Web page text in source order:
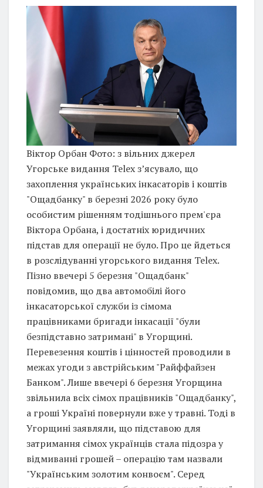
Віктор Орбан Фото: з вільних джерел
Угорське видання Telex з’ясувало, що
захоплення українських інкасаторів і коштів
"Ощадбанку" в березні 2026 року було
особистим рішенням тодішнього прем'єра
Віктора Орбана, і достатніх юридичних
підстав для операції не було. Про це йдеться
в розслідуванні угорського видання Telex.
Пізно ввечері 5 березня "Ощадбанк"
повідомив, що два автомобілі його
інкасаторської служби із сімома
працівниками бригади інкасації "були
безпідставно затримані" в Угорщині.
Перевезення коштів і цінностей проводили в
межах угоди з австрійським "Райффайзен
Банком". Лише ввечері 6 березня Угорщина
звільнила всіх сімох працівників "Ощадбанку",
а гроші Україні повернули вже у травні. Тоді в
Угорщині заявляли, що підставою для
затримання сімох українців стала підозра у
відмиванні грошей – операцію там назвали
"Українським золотим конвоєм". Серед